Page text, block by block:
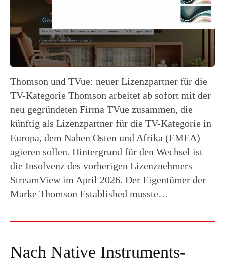
Thomson und TVue: neuer Lizenzpartner für die
TV-Kategorie Thomson arbeitet ab sofort mit der
neu gegründeten Firma TVue zusammen, die
künftig als Lizenzpartner für die TV-Kategorie in
Europa, dem Nahen Osten und Afrika (EMEA)
agieren sollen. Hintergrund für den Wechsel ist
die Insolvenz des vorherigen Lizenznehmers
StreamView im April 2026. Der Eigentümer der
Marke Thomson Established musste…
Nach Native Instruments-